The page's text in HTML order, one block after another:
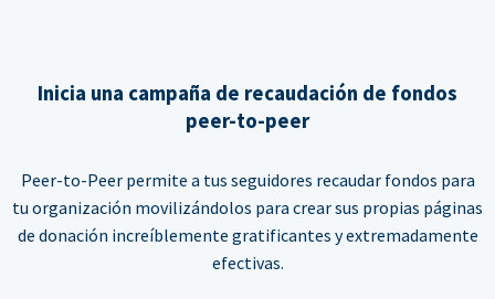
Inicia una campaña de recaudación de fondos
peer-to-peer
Peer-to-Peer permite a tus seguidores recaudar fondos para
tu organización movilizándolos para crear sus propias páginas
de donación increíblemente gratificantes y extremadamente
efectivas.